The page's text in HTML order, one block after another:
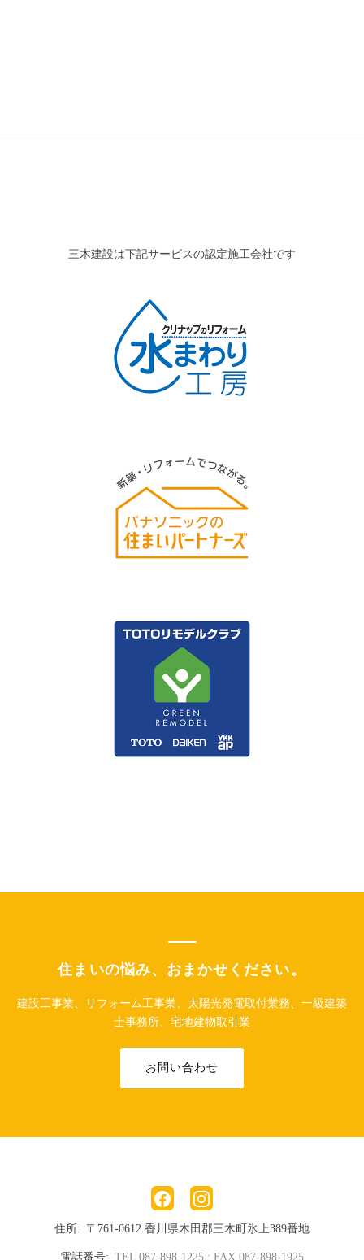
三木建設は下記サービスの認定施工会社です
住まいの悩み、おまかせください。
建設工事業、リフォーム工事業、太陽光発電取付業務、一級建築
士事務所、宅地建物取引業
お問い合わせ
住所 〒761-0612 香川県木田郡三木町氷上389番地
電話番号 TEL 087-898-1225 FAX 087-898-1925